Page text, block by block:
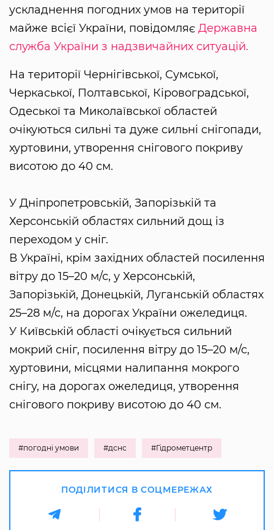
ускладнення погодних умов на території
майже всієї України, повідомляє Державна
служба України з надзвичайних ситуацій.
На території Чернігівської, Сумської,
Черкаської, Полтавської, Кіровоградської,
Одеської та Миколаївської областей
очікуються сильні та дуже сильні снігопади,
хуртовини, утворення снігового покриву
висотою до 40 см.
У Дніпропетровській, Запорізькій та
Херсонській областях сильний дощ із
переходом у сніг.
В Україні, крім західних областей посилення
вітру до 15–20 м/с, у Херсонській,
Запорізькій, Донецькій, Луганській областях
25–28 м/с, на дорогах України ожеледиця.
У Київській області очікується сильний
мокрий сніг, посилення вітру до 15–20 м/с,
хуртовини, місцями налипання мокрого
снігу, на дорогах ожеледиця, утворення
снігового покриву висотою до 40 см.
#погодні умови #дснс #Гідрометцентр
ПОДІЛИТИСЯ В СОЦМЕРЕЖАХ